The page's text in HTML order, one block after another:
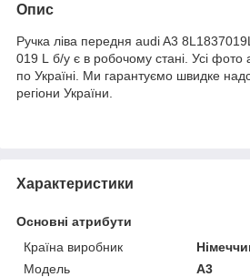
Опис
Ручка ліва передня audi A3
019 L б/у є в робочому стані. Усі фото
по Україні. Ми гарантуємо швидке
регіони України.
Характеристики
Основні атрибути
Країна виробник
Модель
A3